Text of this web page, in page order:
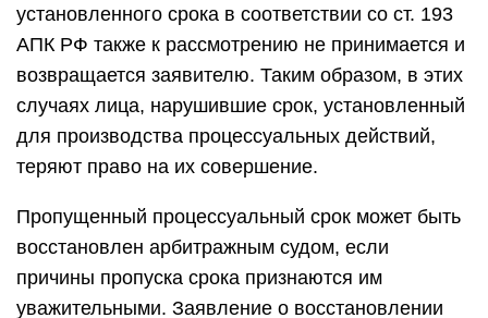
установленного срока в соответствии со ст. 193
АПК РФ также к рассмотрению не принимается и
возвращается заявителю. Таким образом, в этих
случаях лица, нарушившие срок, установленный
для производства процессуальных действий,
теряют право на их совершение.
Пропущенный процессуальный срок может быть
восстановлен арбитражным судом, если
причины пропуска срока признаются им
уважительными. Заявление о восстановлении